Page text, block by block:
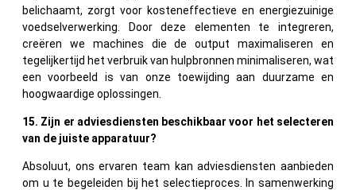
belichaamt, zorgt voor kosteneffectieve en energiezuinige
voedselverwerking. Door deze elementen te integreren,
creëren we machines die de output maximaliseren en
tegelijkertijd het verbruik van hulpbronnen minimaliseren, wat
een voorbeeld is van onze toewijding aan duurzame en
hoogwaardige oplossingen.
15. Zijn er adviesdiensten beschikbaar voor het selecteren
van de juiste apparatuur?
Absoluut, ons ervaren team kan adviesdiensten aanbieden
om u te begeleiden bij het selectieproces. In samenwerking